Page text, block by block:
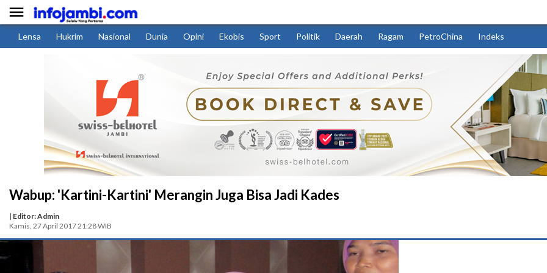

Lensa Hukrim Nasional Dunia Opini Ekobis Sport Politik Daerah Ragam PetroChina Indeks
Wabup: 'Kartini-Kartini' Merangin Juga Bisa Jadi Kades
| Editor: Admin
Kamis, 27 April 2017 21:28 WIB